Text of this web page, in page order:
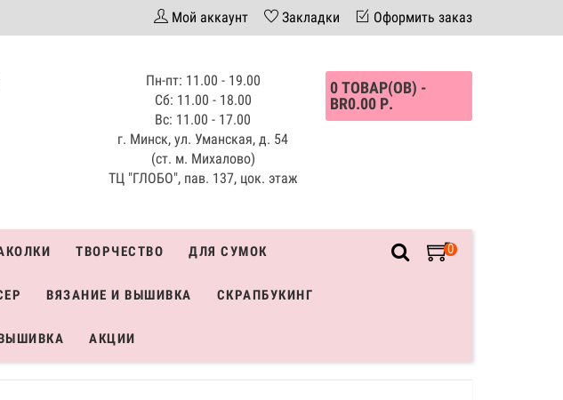
Мой аккаунт Закладки Оформить заказ
Пн-пт: 11.00 - 19.00
Сб: 11.00 - 18.00
Вс: 11.00 - 17.00
г. Минск, ул. Уманская, д. 54
(ст. м. Михалово)
ТЦ "ГЛОБО", пав. 137, цок. этаж
0 ТОВАР(ОВ) -
BR0.00 Р.
0
ТВОРЧЕСТВО ДЛЯ СУМОК
ВЯЗАНИЕ И ВЫШИВКА СКРАПБУКИНГ
АКЦИИ